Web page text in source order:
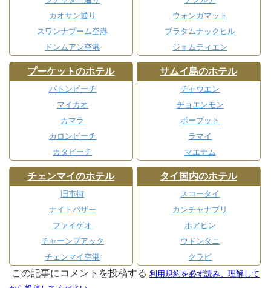
カオサン通り
スワンナプーム空港
ドンムアン空港
ウォンガマット
プラタムナックヒル
ジョムティエン
プーケットのホテル
パトンビーチ
マイカオ
カマラ
カロンビーチ
カタビーチ
サムイ島のホテル
チャウエン
チョエンモン
ボープット
ラマイ
マエナム
チェンマイのホテル
旧市街
ナイトバザー
ファイゲオ
チャーンプアック
チェンマイ空港
タイ国内のホテル
スコータイ
カンチャナブリ
ホアヒン
ウドンタニ
クラビ